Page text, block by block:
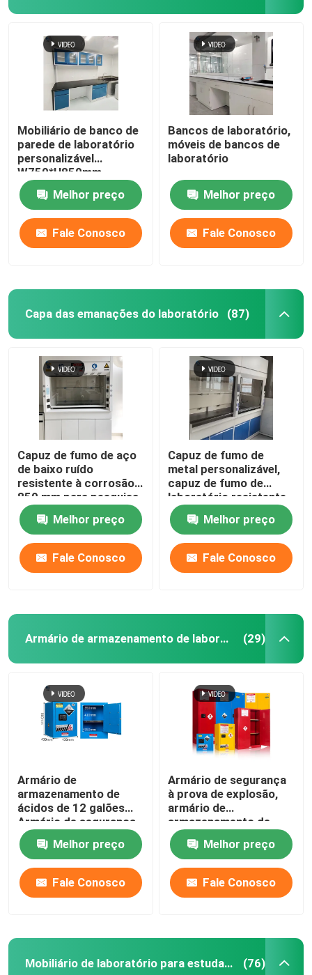
Mobiliário de banco de
parede de laboratório
personalizável
W750*H850mm
Resistente a produtos
químicosMelhor preço
Fale Conosco
Bancos de laboratório,
móveis de bancos de
laboratório
Melhor preço
Fale Conosco
Capa das emanações do laboratório (87)
Capuz de fumo de aço
de baixo ruído
resistente à corrosão
850 mm para pesquisa
de laboratório
Melhor preço
Fale Conosco
Capuz de fumo de
metal personalizável,
capuz de fumo de
laboratório resistente
a produtos químicos
ISO
Melhor preço
Fale Conosco
Armário de armazenamento de laboratório (29)
Armário de
armazenamento de
ácidos de 12 galões
Armário de segurança
química com porta
dupla Melhor preço
Fale Conosco
Armário de segurança
à prova de explosão,
armário de
armazenamento de
laboratório de
ventilação.Melhor preço
Fale Conosco
Mobiliário de laboratório para estudantes (76)